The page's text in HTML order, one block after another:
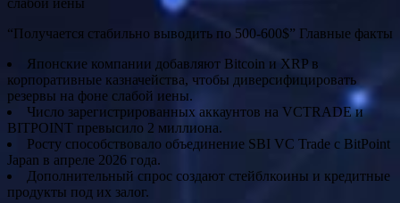
“Получается стабильно выводить по 500-600$” Главные факты
Японские компании добавляют Bitcoin и XRP в
корпоративные казначейства, чтобы диверсифицировать
резервы на фоне слабой иены.
Число зарегистрированных аккаунтов на VCTRADE и
BITPOINT превысило 2 миллиона.
Росту способствовало объединение SBI VC Trade с BitPoint
Japan в апреле 2026 года.
Дополнительный спрос создают стейблкоины и кредитные
продукты под их залог.